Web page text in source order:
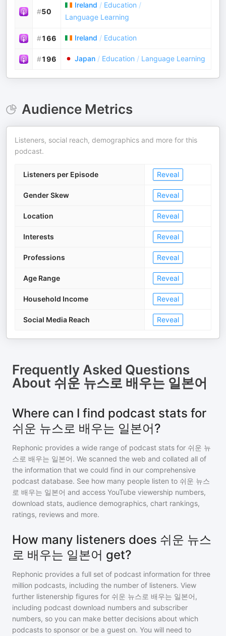
#50
Ireland / Education /
Language Learning
#166 Ireland / Education
#196 Japan / Education / Language Learning
Audience Metrics
Listeners, social reach, demographics and more for this
podcast.
Listeners per Episode Reveal
Gender Skew Reveal
Location Reveal
Interests Reveal
Professions Reveal
Age Range Reveal
Household Income Reveal
Social Media Reach Reveal
Frequently Asked Questions
About 쉬운 뉴스로 배우는 일본어
Where can I find podcast stats for
쉬운 뉴스로 배우는 일본어?
Rephonic provides a wide range of podcast stats for 쉬운 뉴
스로 배우는 일본어. We scanned the web and collated all of
the information that we could find in our comprehensive
podcast database. See how many people listen to 쉬운 뉴스
로 배우는 일본어 and access YouTube viewership numbers,
download stats, audience demographics, chart rankings,
ratings, reviews and more.
How many listeners does 쉬운 뉴스
로 배우는 일본어 get?
Rephonic provides a full set of podcast information for three
million podcasts, including the number of listeners. View
further listenership figures for 쉬운 뉴스로 배우는 일본어,
including podcast download numbers and subscriber
numbers, so you can make better decisions about which
podcasts to sponsor or be a guest on. You will need to